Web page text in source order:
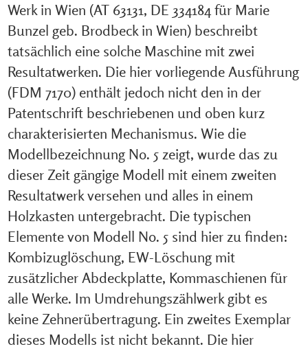
Werk in Wien (AT 63131, DE 334184 für Marie
Bunzel geb. Brodbeck in Wien) beschreibt
tatsächlich eine solche Maschine mit zwei
Resultatwerken. Die hier vorliegende Ausführung
(FDM 7170) enthält jedoch nicht den in der
Patentschrift beschriebenen und oben kurz
charakterisierten Mechanismus. Wie die
Modellbezeichnung No. 5 zeigt, wurde das zu
dieser Zeit gängige Modell mit einem zweiten
Resultatwerk versehen und alles in einem
Holzkasten untergebracht. Die typischen
Elemente von Modell No. 5 sind hier zu finden:
Kombizuglöschung, EW-Löschung mit
zusätzlicher Abdeckplatte, Kommaschienen für
alle Werke. Im Umdrehungszählwerk gibt es
keine Zehnerübertragung. Ein zweites Exemplar
dieses Modells ist nicht bekannt. Die hier